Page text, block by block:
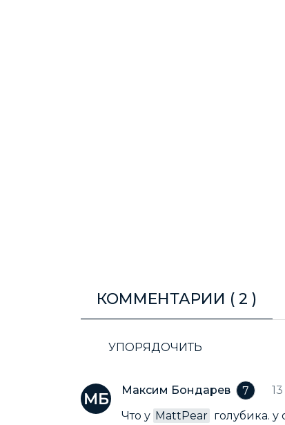
КОММЕНТАРИИ ( 2 )
УПОРЯДОЧИТЬ
Максим Бондарев 7
Что у MattPear голубика.